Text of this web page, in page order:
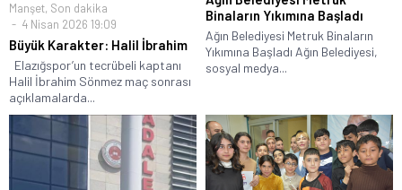
Manşet, Son dakika
4 Nisan 2026 19:09
Büyük Karakter: Halil İbrahim
Elazığspor’un tecrübeli kaptanı
Halil İbrahim Sönmez maç sonrası
açıklamalarda...
Binaların Yıkımına Başladı
Ağın Belediyesi Metruk Binaların
Yıkımına Başladı Ağın Belediyesi,
sosyal medya...